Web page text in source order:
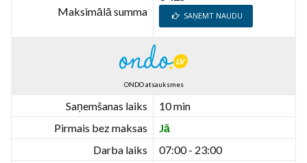
Maksimālā summa SAŅEMT NAUDU
ONDO atsauksmes
Saņemšanas laiks
10 min
Pirmais bez maksas
Jā
Darba laiks
07:00 - 23:00